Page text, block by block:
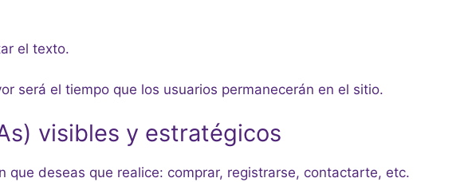
el texto.
será el tiempo que los usuarios permanecerán en el sitio.
visibles y estratégicos
que deseas que realice: comprar, registrarse, contactarte, etc.